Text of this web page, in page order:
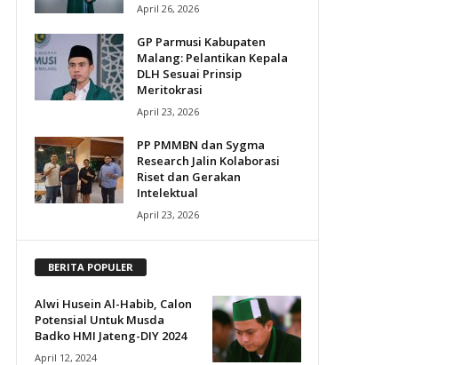
April 26, 2026
GP Parmusi Kabupaten
Malang: Pelantikan Kepala
DLH Sesuai Prinsip
Meritokrasi
April 23, 2026
PP PMMBN dan Sygma
Research Jalin Kolaborasi
Riset dan Gerakan
Intelektual
April 23, 2026
BERITA POPULER
Alwi Husein Al-Habib, Calon
Potensial Untuk Musda
Badko HMI Jateng-DIY 2024
April 12, 2024